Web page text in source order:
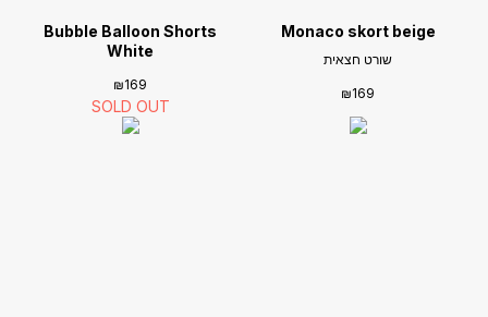
Bubble Balloon Shorts
White
₪169
Monaco skort beige
שורט חצאית
₪169